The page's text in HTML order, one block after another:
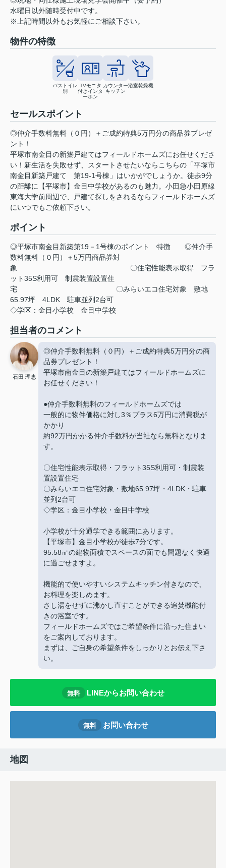
水曜日以外随時受付中です。
※上記時間以外もお気軽にご相談下さい。
物件の特徴
バストイレ
別
TVモニタ
付きインタ
ーホン
カウンター
キッチン
浴室乾燥機
セールスポイント
◎仲介手数料無料（０円）＋ご成約特典5万円分の商品券プレゼ
ント！
平塚市南金目の新築戸建てはフィールドホームズにお任せくださ
い！新生活を失敗せず、スタートさせたいならこちらの「平塚市
南金目新築戸建て 第19-1号棟」はいかがでしょうか。徒歩9分
の距離に【平塚市】金目中学校があるのも魅力。小田急小田原線
東海大学前周辺で、戸建て探しをされるならフィールドホームズ
にいつでもご依頼下さい。
ポイント
◎平塚市南金目新築第19－1号棟のポイント 特徴
◎仲介手
数料無料（０円）＋5万円商品券対
象
〇住宅性能表示取得
フラ
ット35S利用可
制震装置設置住
宅
〇みらいエコ住宅対象
敷地
65.97坪
4LDK
駐車並列2台可
◇学区：金目小学校
金目中学校
担当者のコメント
石田 理恵
◎仲介手数料無料（０円）＋ご成約特典5万円分の商
品券プレゼント！
平塚市南金目の新築戸建てはフィールドホームズに
お任せください！
●仲介手数料無料のフィールドホームズでは
一般的に物件価格に対し3％プラス6万円に消費税が
かかり
約92万円かかる仲介手数料が当社なら無料となりま
す。
〇住宅性能表示取得・フラット35S利用可・制震装
置設置住宅
〇みらいエコ住宅対象・敷地65.97坪・4LDK・駐車
並列2台可
◇学区：金目小学校・金目中学校
小学校が十分通学できる範囲にあります。
【平塚市】金目小学校が徒歩7分です。
95.58㎡の建物面積でスペースの面でも問題なく快適
に過ごせますよ。
機能的で使いやすいシステムキッチン付きなので、
お料理を楽しめます。
さし湯をせずに沸かし直すことができる追焚機能付
きの浴室です。
フィールドホームズではご希望条件に沿った住まい
をご案内しております。
まずは、ご自身の希望条件をしっかりとお伝え下さ
い。
無料 LINEからお問い合わせ
無料 お問い合わせ
地図